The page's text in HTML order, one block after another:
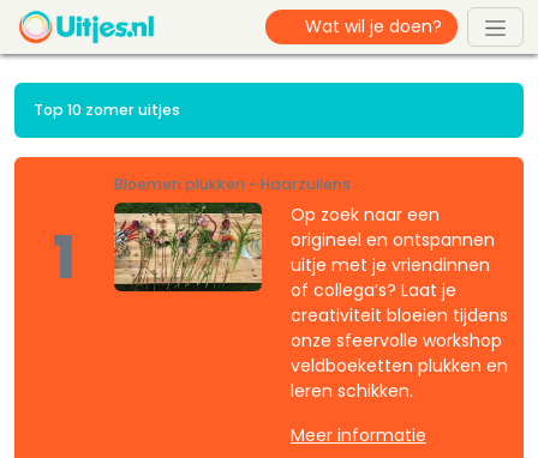
Top 10 zomer uitjes
1
Bloemen plukken - Haarzuilens
Op zoek naar een
origineel en ontspannen
uitje met je vriendinnen
of collega’s? Laat je
creativiteit bloeien tijdens
onze sfeervolle workshop
veldboeketten plukken en
leren schikken.
Meer informatie